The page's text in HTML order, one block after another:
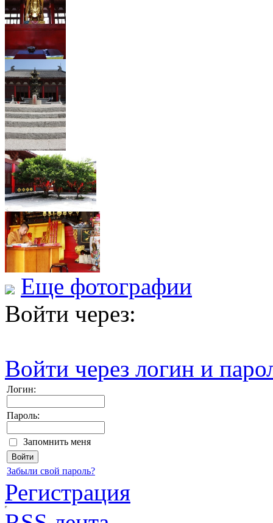
Еще фотографии
Войти через:
Войти через логин и
Логин:
Пароль:
Запомнить меня
Забыли свой пароль?
Регистрация